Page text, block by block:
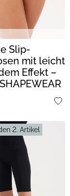
Slip-
mit leicht
Effekt –
2. Artikel